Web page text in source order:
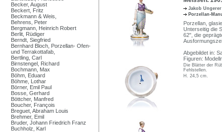
Becker, August
Beckert, Fritz
Beckmann & Weis,
Behrens, Peter
Bergmann, Heinrich Robert
Berlit, Rüdiger
Berndt, Siegfried
Bernhard Bloch, Porzellan- Ofen-
und Terrakottafab,
Bertling, Carl
Birnstengel, Richard
Bochmann, Max
Böhm, Eduard
Böhme, Lothar
Börner, Emil Paul
Bosse, Gerhard
Böttcher, Manfred
Boucher, François
Breguet, Abraham Louis
Brehmer, Emil
Bruder, Johann Friedrich Franz
Buchholz, Karl
Jakob
Porzellan-
Porzellan,
Unterseitig die
62", die
Abgebildet in:
Figuren:
Die Blätter der
Fehlstellen.
H. 24,5 cm.